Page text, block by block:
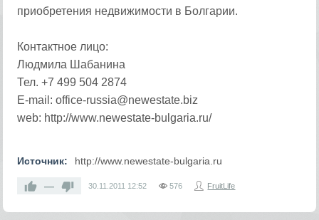
приобретения недвижимости в Болгарии.
Контактное лицо:
Людмила Шабанина
Тел. +7 499 504 2874
E-mail: office-russia@newestate.biz
web: http://www.newestate-bulgaria.ru/
Источник: http://www.newestate-bulgaria.ru
— 30.11.2011 12:52 576 FruitLife